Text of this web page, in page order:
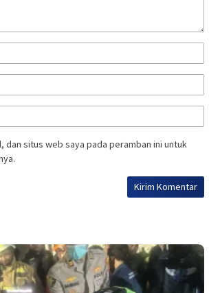
dan situs web saya pada peramban ini untuk